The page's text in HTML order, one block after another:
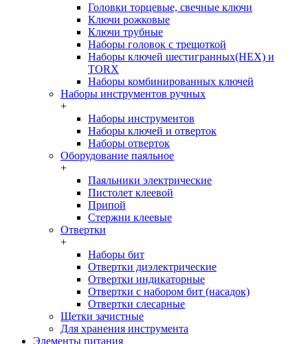
Головки торцевые, свечные ключи
Ключи рожковые
Ключи трубные
Наборы головок c трещоткой
Наборы ключей шестигранных(HEX) и
TORX
Наборы комбинированных ключей
Наборы инструментов ручных
+
Наборы инструментов
Наборы ключей и отверток
Наборы отверток
Оборудование паяльное
+
Паяльники электрические
Пистолет клеевой
Припой
Стержни клеевые
Отвертки
+
Наборы бит
Отвертки диэлектрические
Отвертки индикаторные
Отвертки с набором бит (насадок)
Отвертки слесарные
Щетки зачистные
Для хранения инструмента
Элементы питания